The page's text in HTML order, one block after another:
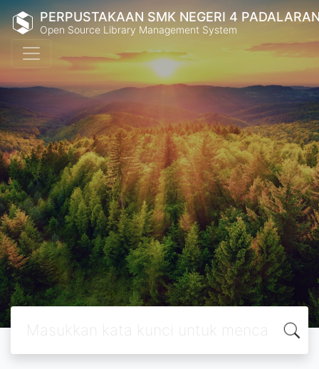
PERPUSTAKAAN SMK NEGERI 4
Open Source Library Management System